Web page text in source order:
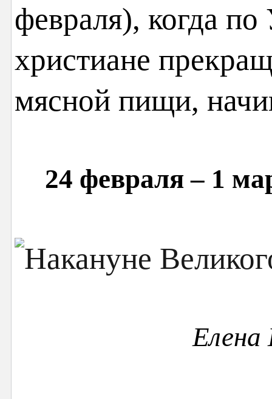
февраля), когда
христиане
мясной пищи,
24 февраля – 1